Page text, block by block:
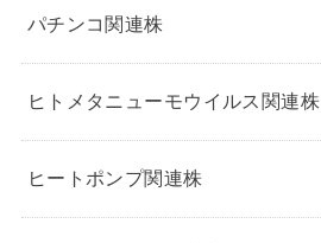
パチンコ関連株
ヒトメタニューモウイルス関連株
ヒートポンプ関連株